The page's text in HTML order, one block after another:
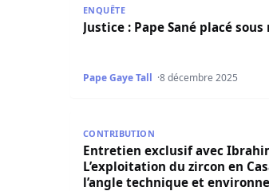
ENQUÊTE
Justice : Pape Sané placé
Pape Gaye Tall 8 décembre 2025
Entretien exclusif avec
CONTRIBUTION
Entretien exclusif avec
L’exploitation du zircon en
l’angle technique et